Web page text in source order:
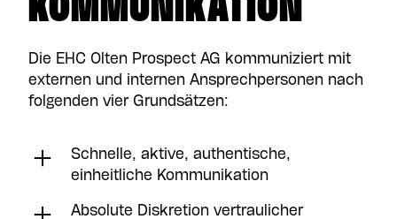
KOMMUNIKATION
Die EHC Olten Prospect AG kommuniziert mit
externen und internen Ansprechpersonen nach
folgenden vier Grundsätzen:
Schnelle, aktive, authentische,
einheitliche Kommunikation
Absolute Diskretion vertraulicher